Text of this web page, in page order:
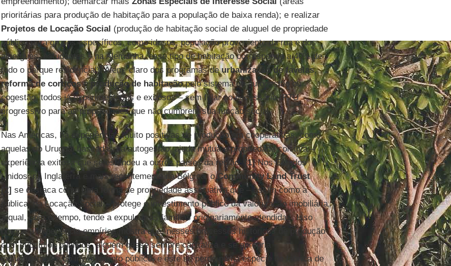
prioritárias para produção de habitação para a população de baixa renda); e realizar
Projetos de Locação Social (produção de habitação social de aluguel de propriedade
pública para grupos específicos, como idosos, população proveniente da rua e dos
albergues, estudantes – na Alemanha, esse tipo de habitação corresponde a 40% de
todo o parque residencial). Além, claro dos programas deurbanização de favelas,
reforma de cortiçoseprodução de habitaçãopelo sistema de autogestão ou
cogestão, todos já experimentados e exitosos – sem falar no necessário IPTU
progressivo para as propriedades que não cumprem sua função social.
Nas Américas, há experiências muito positivas de produção em cooperativas, como
aquelas do Uruguai baseadas na autogestão, ajuda mútua e propriedade coletiva –
experiência exitosa que se estendeu a outros países da região. [1]Nos Estados
Unidos, na Inglaterra e mais recentemente na Bélgica, oCommunity Land Trust
[2] se destaca como uma forma de propriedade associativa que – assim como a
pública, na Locação Social – protege o investimento público da valorização imobiliária,
a qual, com o tempo, tende a expulsar as famílias originariamente atendidas. Isso
porque a experiência empírica mostra que, nesses processos históricos de produção
com subsídios públicos, alguém quase sempre capitaliza e se apropria
individualmente do investimento público, e este se perde numa espécie de fábrica de